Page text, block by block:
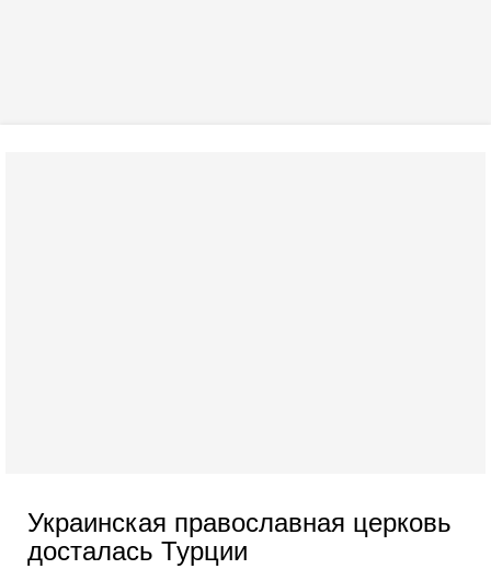
Украинская православная церковь
досталась Турции